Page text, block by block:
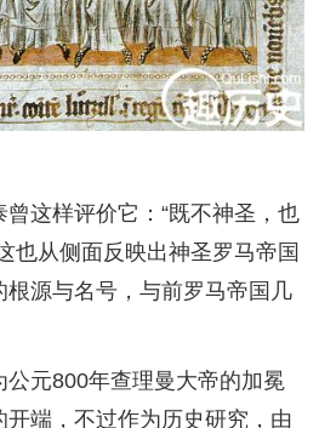
这样评价它：“既不神圣，也
也从侧面反映出神圣罗马帝国
源与名号，与前罗马帝国几
元800年查理曼大帝的加冕
端，不过作为历史研究，由